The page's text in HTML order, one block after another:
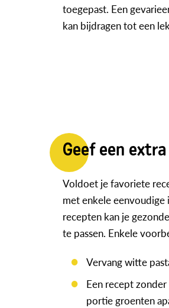
toegepast. Een
kan bijdragen tot een
Geef een
Voldoet je favoriete
met enkele eenvoudige
recepten kan je
te passen. Enkele
Vervang witte
Een recept
portie groenten